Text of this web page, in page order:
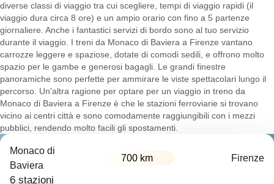
diverse classi di viaggio tra cui scegliere, tempi di viaggio rapidi (il
viaggio dura circa 8 ore) e un ampio orario con fino a 5 partenze
giornaliere. Anche i fantastici servizi di bordo sono al tuo servizio
durante il viaggio. I treni da Monaco di Baviera a Firenze vantano
carrozze leggere e spaziose, dotate di comodi sedili, e offrono molto
spazio per le gambe e generosi bagagli. Le grandi finestre
panoramiche sono perfette per ammirare le viste spettacolari lungo il
percorso. Un'altra ragione per optare per un viaggio in treno da
Monaco di Baviera a Firenze è che le stazioni ferroviarie si trovano
vicino ai centri città e sono comodamente raggiungibili con i mezzi
pubblici, rendendo molto facili gli spostamenti.
Monaco di
Baviera
700 km Firenze
6 stazioni